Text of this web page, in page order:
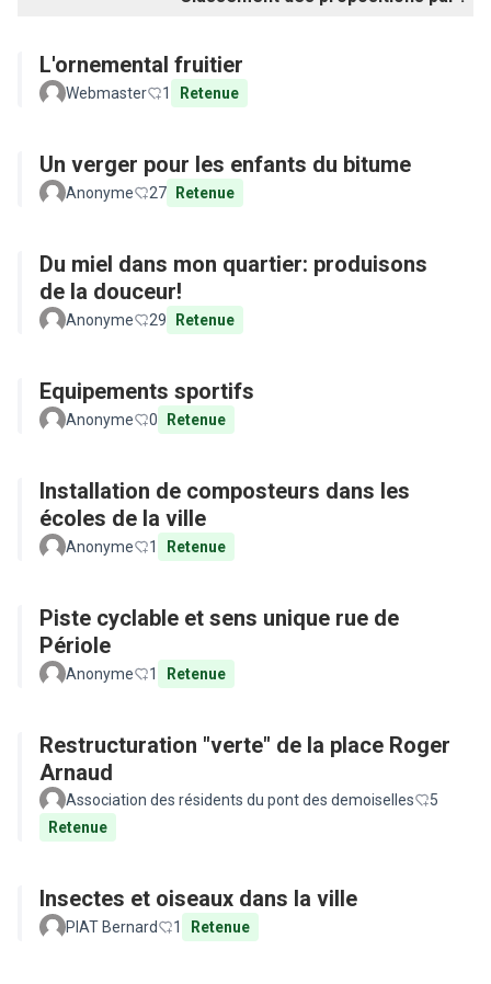
L'ornemental fruitier
Webmaster 1 Retenue
Un verger pour les enfants du bitume
Anonyme 27 Retenue
Du miel dans mon quartier: produisons
de la douceur!
Anonyme 29 Retenue
Equipements sportifs
Anonyme 0 Retenue
Installation de composteurs dans les
écoles de la ville
Anonyme 1 Retenue
Piste cyclable et sens unique rue de
Périole
Anonyme 1 Retenue
Restructuration "verte" de la place Roger
Arnaud
Association des résidents du pont des demoiselles
5
Retenue
Insectes et oiseaux dans la ville
PIAT Bernard 1 Retenue